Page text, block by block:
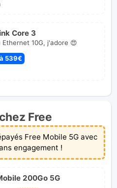
Core 3
Ethernet 10G, j'adore 😍
539€
Free
Free Mobile 5G avec
engagement !
200Go 5G